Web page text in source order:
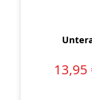
13,95